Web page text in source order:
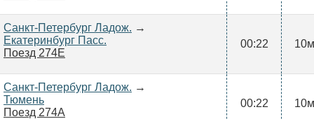
Санкт-Петербург Ладож. →
Екатеринбург Пасс.
Поезд 274Е
00:22 10м
Санкт-Петербург Ладож. →
Тюмень
Поезд 274А
00:22 10м